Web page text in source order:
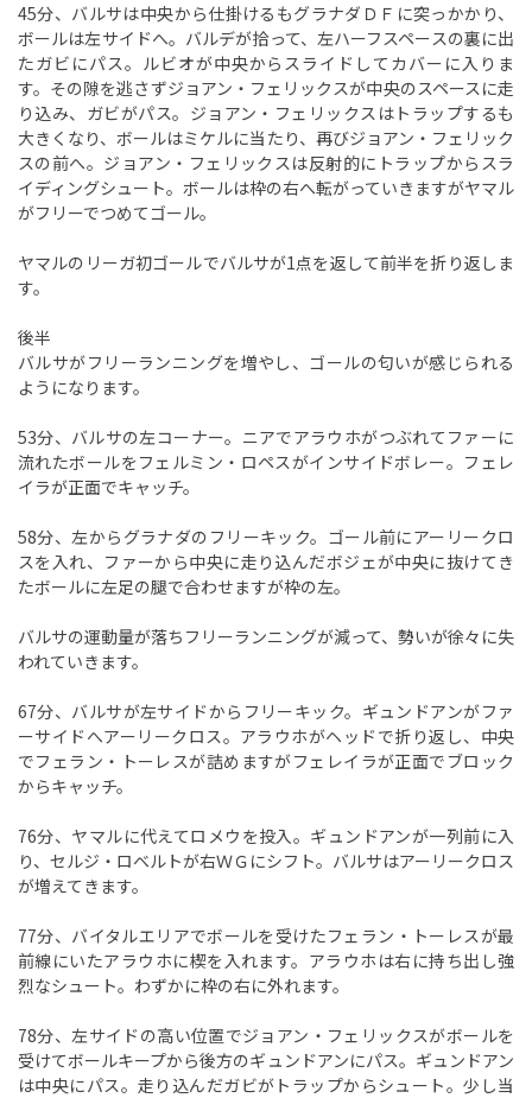
45分、バルサは中央から仕掛けるもグラナダＤＦに突っかかり、
ボールは左サイドへ。バルデが拾って、左ハーフスペースの裏に出
たガビにパス。ルビオが中央からスライドしてカバーに入りま
す。その隙を逃さずジョアン・フェリックスが中央のスペースに走
り込み、ガビがパス。ジョアン・フェリックスはトラップするも
大きくなり、ボールはミケルに当たり、再びジョアン・フェリック
スの前へ。ジョアン・フェリックスは反射的にトラップからスラ
イディングシュート。ボールは枠の右へ転がっていきますがヤマル
がフリーでつめてゴール。
ヤマルのリーガ初ゴールでバルサが1点を返して前半を折り返しま
す。
後半
バルサがフリーランニングを増やし、ゴールの匂いが感じられる
ようになります。
53分、バルサの左コーナー。ニアでアラウホがつぶれてファーに
流れたボールをフェルミン・ロペスがインサイドボレー。フェレ
イラが正面でキャッチ。
58分、左からグラナダのフリーキック。ゴール前にアーリークロ
スを入れ、ファーから中央に走り込んだボジェが中央に抜けてき
たボールに左足の腿で合わせますが枠の左。
バルサの運動量が落ちフリーランニングが減って、勢いが徐々に失
われていきます。
67分、バルサが左サイドからフリーキック。ギュンドアンがファ
ーサイドへアーリークロス。アラウホがヘッドで折り返し、中央
でフェラン・トーレスが詰めますがフェレイラが正面でブロック
からキャッチ。
76分、ヤマルに代えてロメウを投入。ギュンドアンが一列前に入
り、セルジ・ロベルトが右ＷＧにシフト。バルサはアーリークロス
が増えてきます。
77分、バイタルエリアでボールを受けたフェラン・トーレスが最
前線にいたアラウホに楔を入れます。アラウホは右に持ち出し強
烈なシュート。わずかに枠の右に外れます。
78分、左サイドの高い位置でジョアン・フェリックスがボールを
受けてボールキープから後方のギュンドアンにパス。ギュンドアン
は中央にパス。走り込んだガビがトラップからシュート。少し当